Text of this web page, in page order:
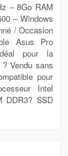
– 8Go RAM
– Windows
/ Occasion
Asus Pro
pour la
Vendu sans
pour
Intel
DDR3? SSD